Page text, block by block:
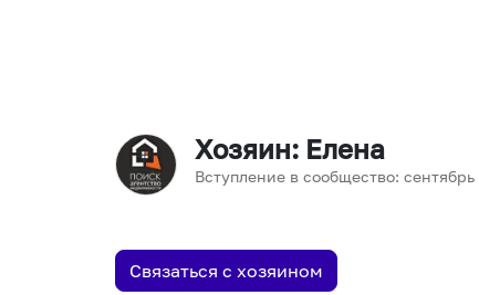
Хозяин: Елена
Вступление в сообщество: сентябрь
Связаться с хозяином